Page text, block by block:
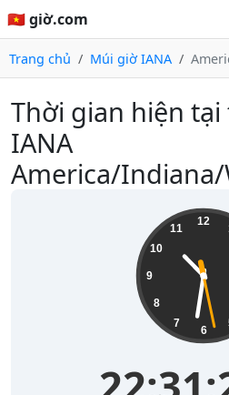
🇻🇳 giờ.com
Trang chủ Múi giờ IANA
Thời gian hiện
IANA
America/
12
6
7
8
9
10
11